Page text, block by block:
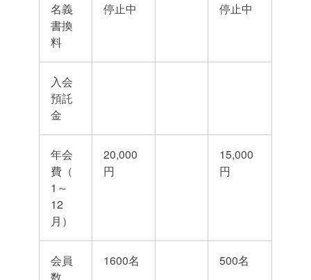
名義
書換
料
停止中 停止中
入会
預託
金
年会
費（
1～
12
月）
20,000
円
15,000
円
会員
1600名 500名